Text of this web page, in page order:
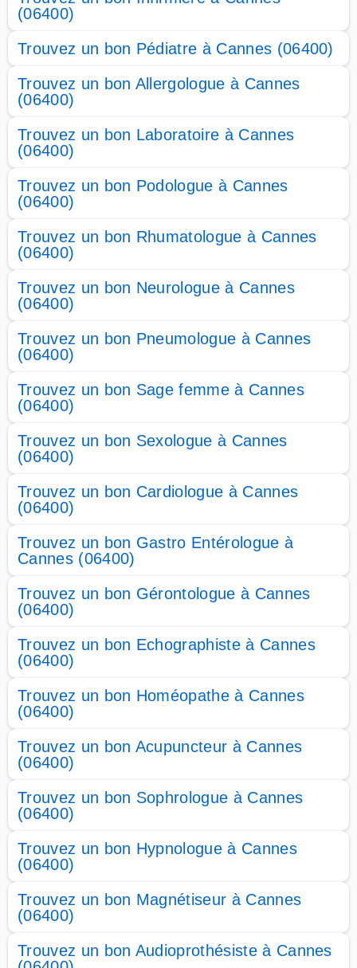
(06400)
Trouvez un bon Pédiatre à Cannes (06400)
Trouvez un bon Allergologue à Cannes
(06400)
Trouvez un bon Laboratoire à Cannes
(06400)
Trouvez un bon Podologue à Cannes
(06400)
Trouvez un bon Rhumatologue à Cannes
(06400)
Trouvez un bon Neurologue à Cannes
(06400)
Trouvez un bon Pneumologue à Cannes
(06400)
Trouvez un bon Sage femme à Cannes
(06400)
Trouvez un bon Sexologue à Cannes
(06400)
Trouvez un bon Cardiologue à Cannes
(06400)
Trouvez un bon Gastro Entérologue à
Cannes (06400)
Trouvez un bon Gérontologue à Cannes
(06400)
Trouvez un bon Echographiste à Cannes
(06400)
Trouvez un bon Homéopathe à Cannes
(06400)
Trouvez un bon Acupuncteur à Cannes
(06400)
Trouvez un bon Sophrologue à Cannes
(06400)
Trouvez un bon Hypnologue à Cannes
(06400)
Trouvez un bon Magnétiseur à Cannes
(06400)
Trouvez un bon Audioprothésiste à Cannes